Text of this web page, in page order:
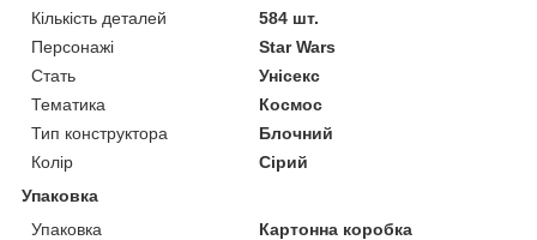
Кількість деталей
584 шт.
Персонажі
Star Wars
Стать
Унісекс
Тематика
Космос
Тип конструктора
Блочний
Колір
Сірий
Упаковка
Упаковка
Картонна коробка